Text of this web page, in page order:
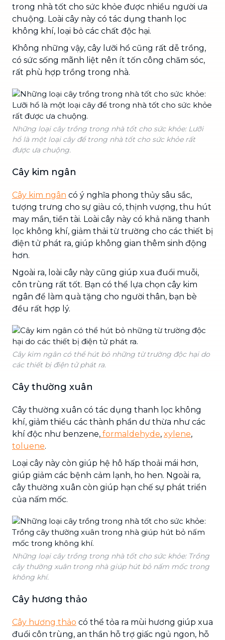
trong nhà tốt cho sức khỏe được nhiều người ưa
chuộng. Loài cây này có tác dụng thanh lọc
không khí, loại bỏ các chất độc hại.
Không những vậy, cây lưỡi hổ cũng rất dễ trồng,
có sức sống mãnh liệt nên ít tốn công chăm sóc,
rất phù hợp trồng trong nhà.
Những loại cây trồng trong nhà tốt cho sức khỏe: Lưỡi
hổ là một loại cây để trong nhà tốt cho sức khỏe rất
được ưa chuộng.
Cây kim ngân
Cây kim ngân có ý nghĩa phong thủy sâu sắc,
tượng trưng cho sự giàu có, thịnh vượng, thu hút
may mắn, tiền tài. Loài cây này có khả năng thanh
lọc không khí, giảm thải từ trường cho các thiết bị
điện tử phát ra, giúp không gian thêm sinh động
hơn.
Ngoài ra, loài cây này cũng giúp xua đuổi muỗi,
côn trùng rất tốt. Bạn có thể lựa chọn cây kim
ngân để làm quà tặng cho người thân, bạn bè
đều rất hợp lý.
Cây kim ngân có thể hút bỏ những từ trường độc hại do
các thiết bị điện tử phát ra.
Cây thường xuân
Cây thường xuân có tác dụng thanh lọc không
khí, giảm thiểu các thành phần dư thừa như các
khí độc như benzene, formaldehyde, xylene,
toluene.
Loại cây này còn giúp hệ hô hấp thoải mái hơn,
giúp giảm các bệnh cảm lạnh, ho hen. Ngoài ra,
cây thường xuân còn giúp hạn chế sự phát triển
của nấm mốc.
Những loại cây trồng trong nhà tốt cho sức khỏe: Trồng
cây thường xuân trong nhà giúp hút bỏ nấm mốc trong
không khí.
Cây hương thảo
Cây hương thảo có thể tỏa ra mùi hương giúp xua
đuổi côn trùng, an thần hỗ trợ giấc ngủ ngon, hỗ